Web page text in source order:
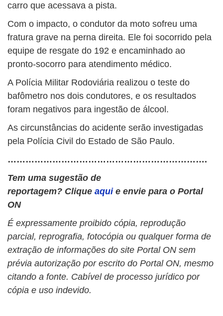
carro que acessava a pista.
Com o impacto, o condutor da moto sofreu uma
fratura grave na perna direita. Ele foi socorrido pela
equipe de resgate do 192 e encaminhado ao
pronto-socorro para atendimento médico.
A Polícia Militar Rodoviária realizou o teste do
bafômetro nos dois condutores, e os resultados
foram negativos para ingestão de álcool.
As circunstâncias do acidente serão investigadas
pela Polícia Civil do Estado de São Paulo.
………………………………………………………….
Tem uma sugestão de
reportagem? Clique aqui e envie para o Portal
ON
É expressamente proibido cópia, reprodução
parcial, reprografia, fotocópia ou qualquer forma de
extração de informações do site Portal ON sem
prévia autorização por escrito do Portal ON, mesmo
citando a fonte. Cabível de processo jurídico por
cópia e uso indevido.